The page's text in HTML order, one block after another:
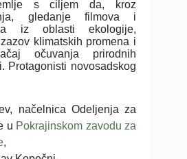
s ciljem da, kroz
gledanje filmova i
iz oblasti ekologije,
klimatskih promena i
očuvanja prirodnih
Protagonisti novosadskog
načelnica Odeljenja za
u Pokrajinskom zavodu za
,